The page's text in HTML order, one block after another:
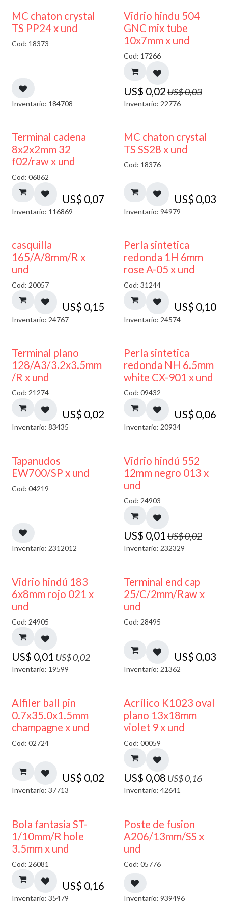
MC chaton crystal
TS PP24 x und
Cod: 18373
Inventario: 184708
40% DESCUENTO
Vidrio hindu 504
GNC mix tube
10x7mm x und
Cod: 17266
US$ 0,02US$0,03
Inventario: 22776
Terminal cadena
8x2x2mm 32
f02/raw x und
Cod: 06862
US$ 0,07
Inventario: 116869
MC chaton crystal
TS SS28 x und
Cod: 18376
US$ 0,03
Inventario: 94979
casquilla
165/A/8mm/R x
und
Cod: 20057
US$ 0,15
Inventario: 24767
Perla sintetica
redonda 1H 6mm
rose A-05 x und
Cod: 31244
US$ 0,10
Inventario: 24574
Terminal plano
128/A3/3.2x3.5mm
/R x und
Cod: 21274
US$ 0,02
Inventario: 83435
Perla sintetica
redonda NH 6.5mm
white CX-901 x und
Cod: 09432
US$ 0,06
Inventario: 20934
50% DESCUENTO
Tapanudos
EW700/SP x und
Cod: 04219
Inventario: 2312012
40% DESCUENTO
Vidrio hindú 552
12mm negro 013 x
und
Cod: 24903
US$ 0,01US$0,02
Inventario: 232329
40% DESCUENTO
Vidrio hindú 183
6x8mm rojo 021 x
und
Cod: 24905
US$ 0,01US$0,02
Inventario: 19599
Terminal end cap
25/C/2mm/Raw x
und
Cod: 28495
US$ 0,03
Inventario: 21362
Alfiler ball pin
0.7x35.0x1.5mm
champagne x und
Cod: 02724
US$ 0,02
Inventario: 37713
50% DESCUENTO
Acrílico K1023 oval
plano 13x18mm
violet 9 x und
Cod: 00059
US$ 0,08US$0,16
Inventario: 42641
Bola fantasia ST-
1/10mm/R hole
3.5mm x und
Cod: 26081
US$ 0,16
Inventario: 35479
Poste de fusion
A206/13mm/SS x
und
Cod: 05776
Inventario: 939496